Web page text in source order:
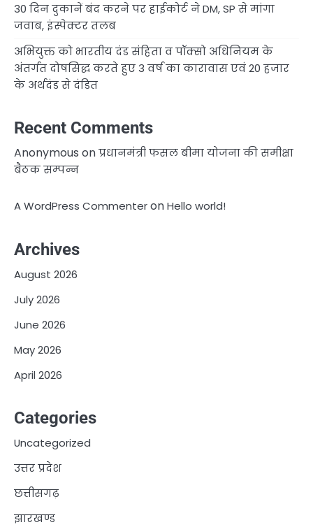
30 दिन दुकानें बंद करने पर हाईकोर्ट ने DM, SP से मांगा
जवाब, इंस्पेक्टर तलब
अभियुक्त को भारतीय दंड संहिता व पॉक्सो अधिनियम के
अंतर्गत दोषसिद्ध करते हुए 3 वर्ष का कारावास एवं 20 हजार
के अर्थदंड से दंडित
Recent Comments
Anonymous onप्रधानमंत्री फसल बीमा योजना की समीक्षा
बैठक सम्पन्न
A WordPress CommenteronHello world!
Archives
August 2026
July 2026
June 2026
May 2026
April 2026
Categories
Uncategorized
उत्तर प्रदेश
छत्तीसगढ़
झारखण्ड